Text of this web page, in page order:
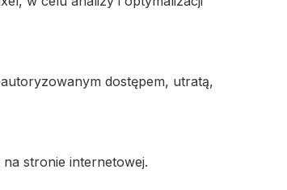
dostępem, utratą,
stronie internetowej.